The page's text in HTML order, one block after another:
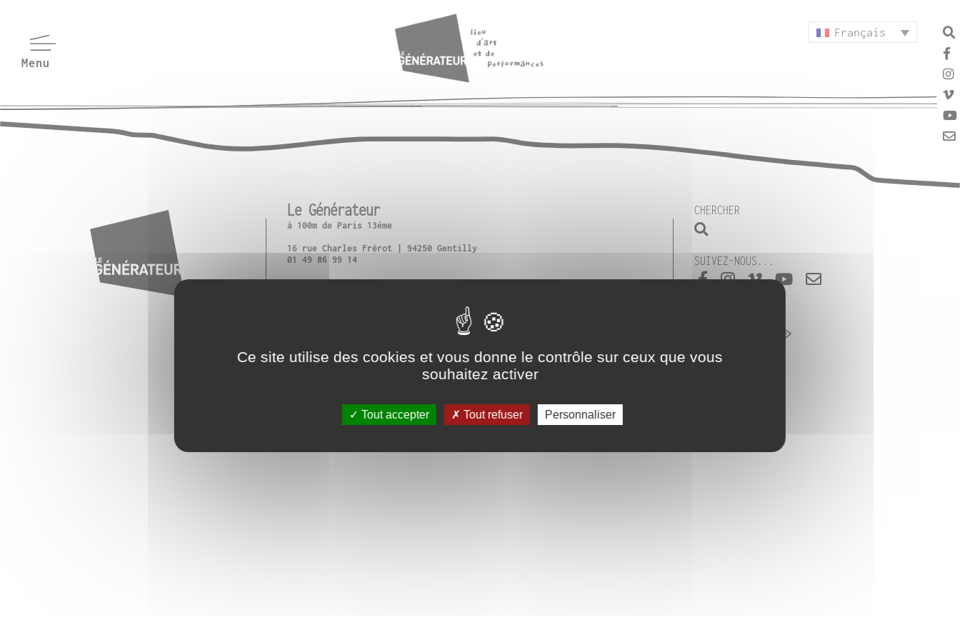
Français
Le Générateur
à 100m de Paris 13ème
16 rue Charles Frérot | 94250 Gentilly
01 49 86 99 14
RER B Gentilly ou Vélib (n°13111, n°42505)
Consentement
CHERCHER
SUIVEZ-NOUS...
Ce site utilise des cookies et vous donne le contrôle sur ceux que vous
souhaitez activer
Tout accepter Tout refuser Personnaliser